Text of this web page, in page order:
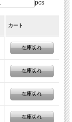
pcs
カート
在庫切れ
在庫切れ
在庫切れ
在庫切れ